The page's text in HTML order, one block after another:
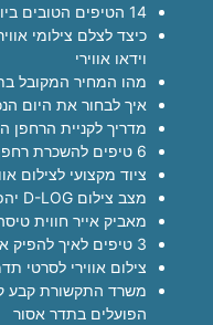
14 הטיפים הטובים ביותר על רחפנים מקצועיים וצילומי רחפן
כיצד לצלם צילומי
וידאו אווירי
מהו המחיר המקובל בתחום
איך לבחור את היום
מדריך לקניית הרחפן
6 טיפים להשכרת רחפן לצילום אווירי
ציוד מקצועי לצילום
מצב צילום D-LOG יהפוך לך את הצילומים למרשימים יותר
מאביק אייר חווית
3 טיפים לאיך להפיק את השוט צילום אווירי המדהים ביותר
צילום אווירי לסרטי
הפועלים בתדר אסור